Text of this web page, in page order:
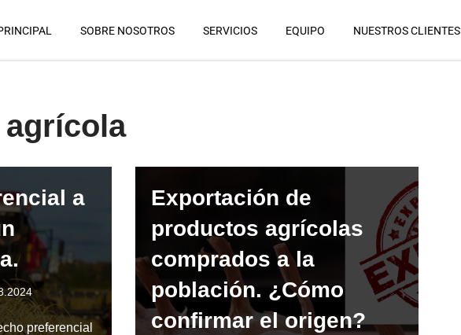
SOBRE NOSOTROS SERVICIOS EQUIPO NUESTROS CLIENTES
a
preferencial
Exportación de
productos agrícolas
comprados a la
población. ¿Cómo
confirmar el origen?